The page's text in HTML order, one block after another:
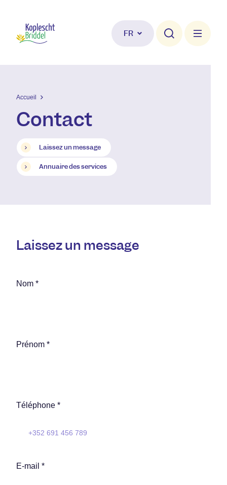
FR
Accueil
Contact
Laissez un message
Annuaire des services
Laissez un message
Nom *
Prénom *
Téléphone *
E-mail *